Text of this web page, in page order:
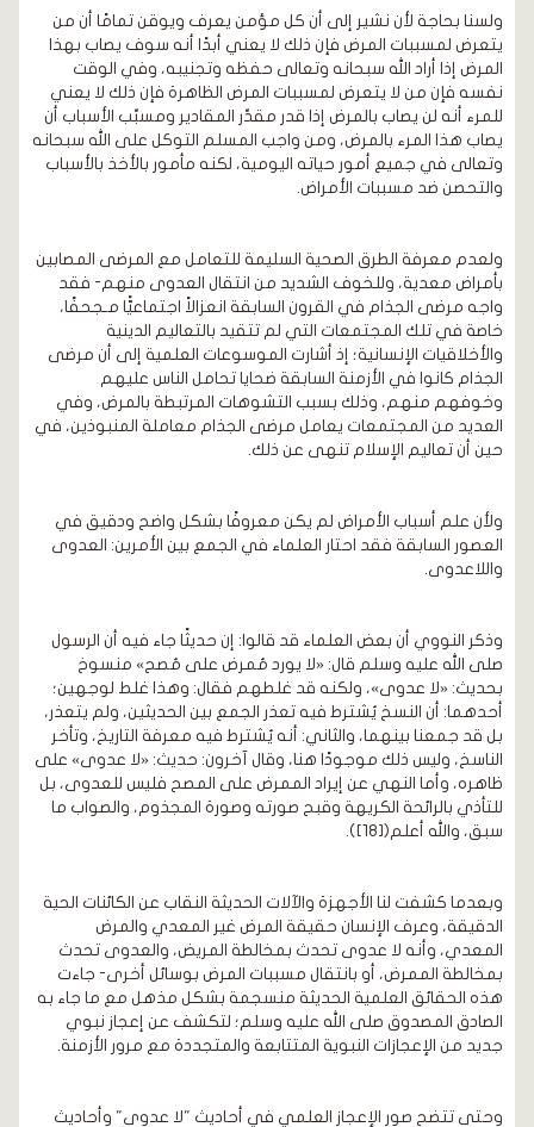
ولسنا بحاجة لأن نشير إلى أن كل مؤمن يعرف ويوقن تمامًا أن من
يتعرض لمسببات المرض فإن ذلك لا يعني أبدًا أنه سوف يصاب بهذا
المرض إذا أراد الله سبحانه وتعالى حفظه وتجنيبه، وفي الوقت
نفسه فإن من لا يتعرض لمسببات المرض الظاهرة فإن ذلك لا يعني
للمرء أنه لن يصاب بالمرض إذا قدر مقدِّر المقادير ومسبِّب الأسباب أن
يصاب هذا المرء بالمرض، ومن واجب المسلم التوكل على الله سبحانه
وتعالى في جميع أمور حياته اليومية، لكنه مأمور بالأخذ بالأسباب
والتحصن ضد مسببات الأمراض.
ولعدم معرفة الطرق الصحية السليمة للتعامل مع المرضى المصابين
بأمراض معدية، وللخوف الشديد من انتقال العدوى منهم- فقد
واجه مرضى الجذام في القرون السابقة انعزالاً اجتماعيًّا مـجحفًا،
خاصة في تلك المجتمعات التي لم تتقيد بالتعاليم الدينية
والأخلاقيات الإنسانية؛ إذ أشارت الموسوعات العلمية إلى أن مرضى
الجذام كانوا في الأزمنة السابقة ضحايا تحامل الناس عليهم
وخوفهم منهم، وذلك بسبب التشوهات المرتبطة بالمرض، وفي
العديد من المجتمعات يعامل مرضى الجذام معاملة المنبوذين، في
حين أن تعاليم الإسلام تنهى عن ذلك.
ولأن علم أسباب الأمراض لم يكن معروفًا بشكل واضح ودقيق في
العصور السابقة فقد احتار العلماء في الجمع بين الأمرين: العدوى
واللاعدوى.
وذكر النووي أن بعض العلماء قد قالوا: إن حديثًا جاء فيه أن الرسول
صلى الله عليه وسلم قال: «لا يورد مُمرض على مُصح» منسوخ
بحديث: «لا عدوى»، ولكنه قد غلطهم فقال: وهذا غلط لوجهين؛
أحدهما: أن النسخ يُشترط فيه تعذر الجمع بين الحديثين، ولم يتعذر،
بل قد جمعنا بينهما، والثاني: أنه يُشترط فيه معرفة التاريخ، وتأخر
الناسخ، وليس ذلك موجودًا هنا، وقال آخرون: حديث: «لا عدوى» على
ظاهره، وأما النهي عن إيراد الممرض على المصح فليس للعدوى، بل
للتأذي بالرائحة الكريهة وقبح صورته وصورة المجذوم، والصواب ما
سبق، والله أعلم([18]).
وبعدما كشفت لنا الأجهزة والآلات الحديثة النقاب عن الكائنات الحية
الدقيقة، وعرف الإنسان حقيقة المرض غير المعدي والمرض
المعدي، وأنه لا عدوى تحدث بمخالطة المريض، والعدوى تحدث
بمخالطة الممرض، أو بانتقال مسببات المرض بوسائل أخرى- جاءت
هذه الحقائق العلمية الحديثة منسجمة بشكل مذهل مع ما جاء به
الصادق المصدوق صلى الله عليه وسلم؛ لتكشف عن إعجاز نبوي
جديد من الإعجازات النبوية المتتابعة والمتجددة مع مرور الأزمنة.
وحتى تتضح صور الإعجاز العلمي في أحاديث "لا عدوى" وأحاديث